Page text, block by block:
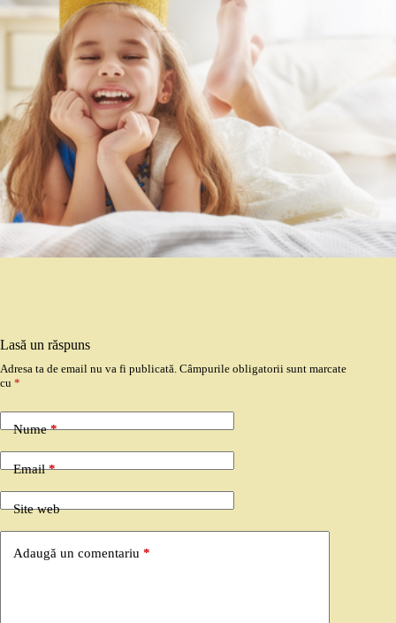
Lasă un răspuns
Adresa ta de email nu va fi publicată. Câmpurile obligatorii sunt marcate
cu *
Nume*
Email*
Site web
Adaugă un comentariu *